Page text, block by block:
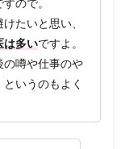
たいと思い、
は多いですよ。
の噂や仕事のや
いうのもよく